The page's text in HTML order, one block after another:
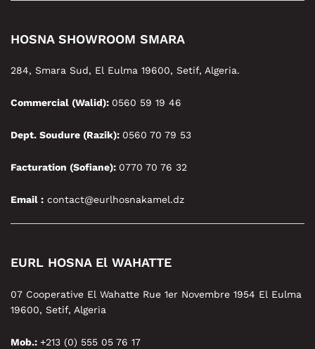
HOSNA SHOWROOM SMARA
284, Smara Sud, El Eulma 19600, Setif, Algeria.
Commercial (Walid): 0560 59 19 46
Dept. Soudure (Razik): 0560 70 79 53
Facturation (Sofiane): 0770 70 76 32
Email : contact@eurlhosnakamel.dz
EURL HOSNA El WAHATTE
07 Cooperative El Wahatte Rue 1er Novembre 1954 El Eulma
19600, Setif, Algeria
Mob.: +213 (0) 555 05 76 17